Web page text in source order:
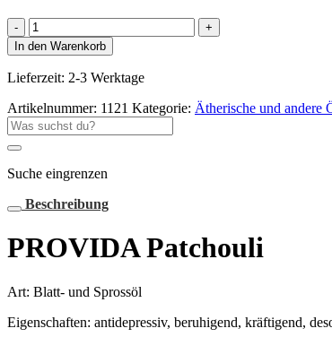
PROVIDA
Patchouli
Menge
In den Warenkorb
Lieferzeit: 2-3 Werktage
Artikelnummer: 1121 Kategorie: Ätherische und andere
Suche
nach:
Suche eingrenzen
Beschreibung
PROVIDA Patchouli
Art: Blatt- und Sprossöl
Eigenschaften: antidepressiv, beruhigend, kräftigend,